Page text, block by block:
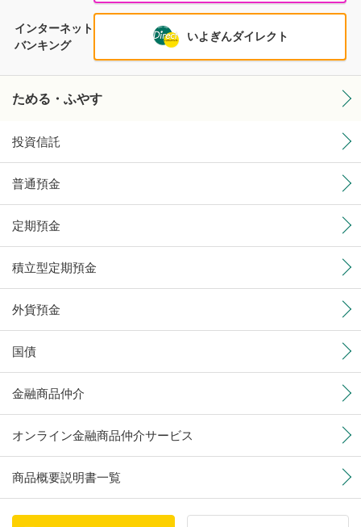
伊予銀行の店頭では、楽天証券の証券口座開設およびお取
り引きは受け付けしておりません。
品・サービスおよび取引条件等は変更される場合がありま
楽天証券の口座開設をお申し込みいただく際、伊予銀行と
意をいただきます。伊予銀行は、楽天証券よりお取り引き
するお客さまの証券口座に関する情報（楽天証券とのお取
り引きに関する情報を含む。）や投資経験に関する情報等
を、別途、伊予銀行が定めるプライバシーポリシーの内容
[個人情報の利用目的]
1.
2.
伊予銀行ならびに楽天証券が提供する金融その他の投資商
品、サービス等に関するご提案やご案内、研究や開発のため
インターネット
バンキング
いよぎんダイレクト
ためる・ふやす
投資信託
普通預金
定期預金
積立型定期預金
外貨預金
国債
金融商品仲介
オンライン金融商品仲介サービス
商品概要説明書一覧